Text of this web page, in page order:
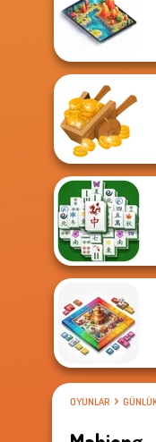
OYUNLAR